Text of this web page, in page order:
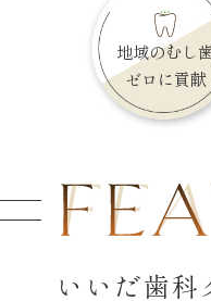
地域のむし
ゼロに貢献
いいだ歯科